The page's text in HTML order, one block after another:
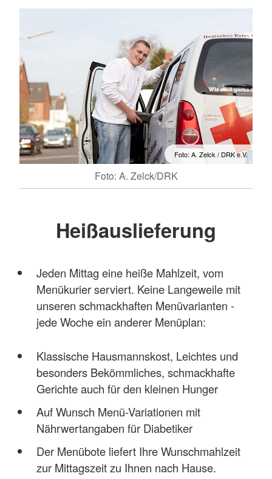
Foto: A. Zelck / DRK e.V.
Foto: A. Zelck/DRK
Heißauslieferung
Jeden Mittag eine heiße Mahlzeit, vom
Menükurier serviert. Keine Langeweile mit
unseren schmackhaften Menüvarianten -
jede Woche ein anderer Menüplan:
Klassische Hausmannskost, Leichtes und
besonders Bekömmliches, schmackhafte
Gerichte auch für den kleinen Hunger
Auf Wunsch Menü-Variationen mit
Nährwertangaben für Diabetiker
Der Menübote liefert Ihre Wunschmahlzeit
zur Mittagszeit zu Ihnen nach Hause.